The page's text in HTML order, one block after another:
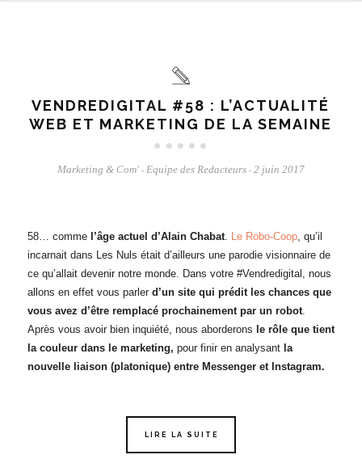
VENDREDIGITAL #58 : L’ACTUALITÉ
WEB ET MARKETING DE LA SEMAINE
Marketing & Com' - Equipe des Redacteurs - 2 juin 2017
58… commel’âge actuel d’Alain Chabat. Le Robo-Coop, qu’il
incarnait dans Les Nuls était d’ailleurs une parodie visionnaire de
ce qu’allait devenir notre monde. Dans votre #Vendredigital, nous
allons en effet vous parler d’un site qui prédit les chances que
vous avez d’être remplacé prochainement par un robot.
Après vous avoir bien inquiété, nous aborderons le rôle que tient
la couleur dans le marketing, pour finir en analysant la
nouvelle liaison (platonique) entre Messenger et Instagram.
LIRE LA SUITE